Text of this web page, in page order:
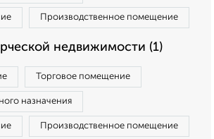
Производственное помещение
недвижимости (1)
Торговое помещение
назначения
Производственное помещение